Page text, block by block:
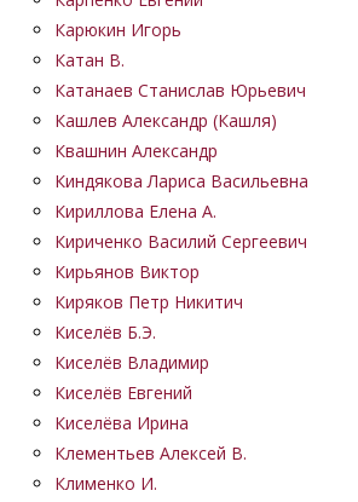
Карюкин Игорь
Катан В.
Катанаев Станислав Юрьевич
Кашлев Александр (Кашля)
Квашнин Александр
Киндякова Лариса Васильевна
Кириллова Елена А.
Кириченко Василий Сергеевич
Кирьянов Виктор
Киряков Петр Никитич
Киселёв Б.Э.
Киселёв Владимир
Киселёв Евгений
Киселёва Ирина
Клементьев Алексей В.
Клименко И.